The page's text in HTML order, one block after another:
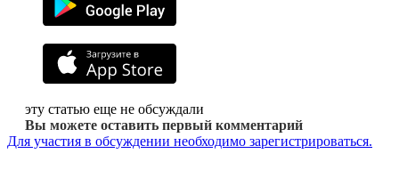
эту статью еще не обсуждали
Вы можете оставить первый комментарий
Для участия в обсуждении необходимо зарегистрироваться.